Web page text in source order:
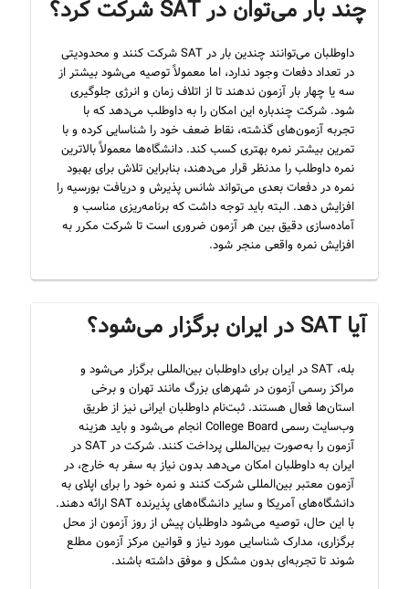
چند بار می‌توان در SAT شرکت کرد؟
داوطلبان می‌توانند چندین بار در SAT شرکت کنند و محدودیتی
در تعداد دفعات وجود ندارد، اما معمولاً توصیه می‌شود بیشتر از
سه یا چهار بار آزمون ندهند تا از اتلاف زمان و انرژی جلوگیری
شود. شرکت چندباره این امکان را به داوطلب می‌دهد که با
تجربه آزمون‌های گذشته، نقاط ضعف خود را شناسایی کرده و با
تمرین بیشتر نمره بهتری کسب کند. دانشگاه‌ها معمولاً بالاترین
نمره داوطلب را مدنظر قرار می‌دهند، بنابراین تلاش برای بهبود
نمره در دفعات بعدی می‌تواند شانس پذیرش و دریافت بورسیه را
افزایش دهد. البته باید توجه داشت که برنامه‌ریزی مناسب و
آماده‌سازی دقیق بین هر آزمون ضروری است تا شرکت مکرر به
افزایش نمره واقعی منجر شود.
آیا SAT در ایران برگزار می‌شود؟
بله، SAT در ایران برای داوطلبان بین‌المللی برگزار می‌شود و
مراکز رسمی آزمون در شهرهای بزرگ مانند تهران و برخی
استان‌ها فعال هستند. ثبت‌نام داوطلبان ایرانی نیز از طریق
وب‌سایت رسمی College Board انجام می‌شود و باید هزینه
آزمون را به‌صورت بین‌المللی پرداخت کنند. شرکت در SAT در
ایران به داوطلبان امکان می‌دهد بدون نیاز به سفر به خارج، در
آزمون معتبر بین‌المللی شرکت کنند و نمره خود را برای اپلای به
دانشگاه‌های آمریکا و سایر دانشگاه‌های پذیرنده SAT ارائه دهند.
با این حال، توصیه می‌شود داوطلبان پیش از روز آزمون از محل
برگزاری، مدارک شناسایی مورد نیاز و قوانین مرکز آزمون مطلع
شوند تا تجربه‌ای بدون مشکل و موفق داشته باشند.